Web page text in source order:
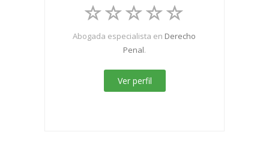
Abogada especialista en Derecho
Penal.
Ver perfil